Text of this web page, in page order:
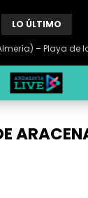
LO ÚLTIMO
– Playa de